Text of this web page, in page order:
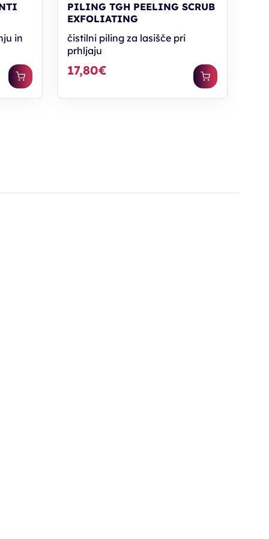
in
PILING TGH PEELING SCRUB
EXFOLIATING
čistilni piling za lasišče pri
prhljaju
17,80€